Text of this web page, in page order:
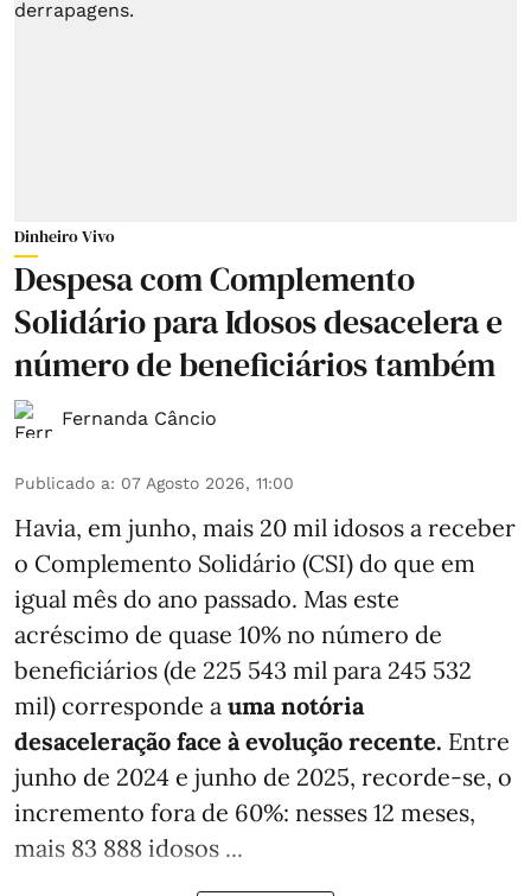
Dinheiro Vivo
Despesa com Complemento
Solidário para Idosos desacelera e
número de beneficiários também
Fernanda Câncio
Publicado a: 07 Agosto 2026, 11:00
Havia, em junho, mais 20 mil idosos a receber
o Complemento Solidário (CSI) do que em
igual mês do ano passado. Mas este
acréscimo de quase 10% no número de
beneficiários (de 225 543 mil para 245 532
mil) corresponde a uma notória
desaceleração face à evolução recente. Entre
junho de 2024 e junho de 2025, recorde-se, o
incremento fora de 60%: nesses 12 meses,
mais 83 888 idosos ...